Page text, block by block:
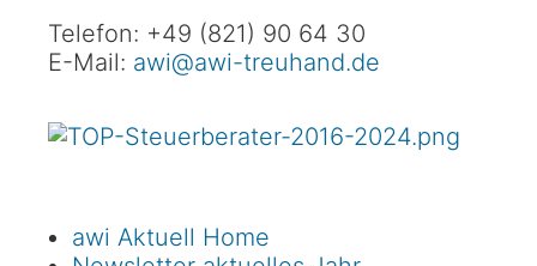
Telefon: +49 (821) 90 64 30
E-Mail: awi@awi-treuhand.de
awi Aktuell Home